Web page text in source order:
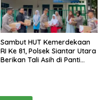
Sambut HUT Kemerdekaan
RI Ke 81, Polsek Siantar Utara
Berikan Tali Asih di Panti